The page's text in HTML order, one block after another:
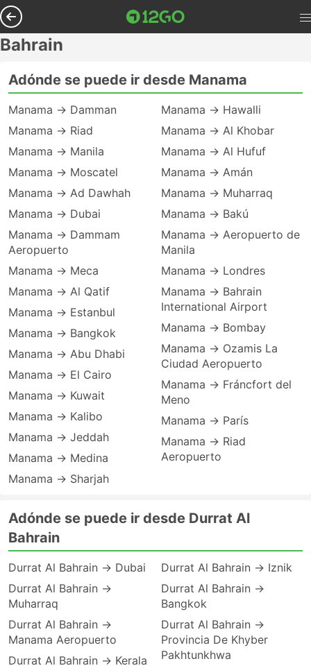
Bahrain
Adónde se puede ir desde Manama
Manama → Damman
Manama → Riad
Manama → Manila
Manama → Moscatel
Manama → Ad Dawhah
Manama → Dubai
Manama → Dammam
Aeropuerto
Manama → Meca
Manama → Al Qatif
Manama → Estanbul
Manama → Bangkok
Manama → Abu Dhabi
Manama → El Cairo
Manama → Kuwait
Manama → Kalibo
Manama → Jeddah
Manama → Medina
Manama → Sharjah
Manama → Hawalli
Manama → Al Khobar
Manama → Al Hufuf
Manama → Amán
Manama → Muharraq
Manama → Bakú
Manama → Aeropuerto de
Manila
Manama → Londres
Manama → Bahrain
International Airport
Manama → Bombay
Manama → Ozamis La
Ciudad Aeropuerto
Manama → Fráncfort del
Meno
Manama → París
Manama → Riad
Aeropuerto
Adónde se puede ir desde Durrat Al
Bahrain
Durrat Al Bahrain → Dubai
Durrat Al Bahrain →
Muharraq
Durrat Al Bahrain →
Manama Aeropuerto
Durrat Al Bahrain → Kerala
Durrat Al Bahrain → Iznik
Durrat Al Bahrain →
Bangkok
Durrat Al Bahrain →
Provincia De Khyber
Pakhtunkhwa